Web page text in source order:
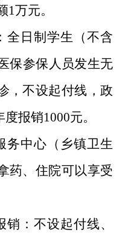
1万元。
全日制学生（不含
保参保人员发生无
，不设起付线，政
度报销1000元。
务中心（乡镇卫生
药、住院可以享受
销：不设起付线、